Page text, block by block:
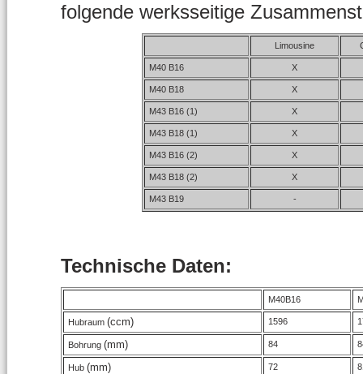
folgende werksseitige
Limousine
M40 B16 X
M40 B18 X
M43 B16 (1) X
M43 B18 (1) X
M43 B16 (2) X
M43 B18 (2) X
M43 B19 -
Technische Daten:
M40B16
Hubraum (ccm) 1596
Bohrung (mm) 84
Hub (mm) 72